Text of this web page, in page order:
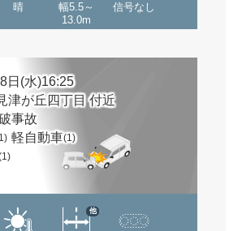
晴
幅5.5～
13.0m
信号なし
日(水)16:25
津が丘四丁目 付近
事故
軽自動車(1)
他